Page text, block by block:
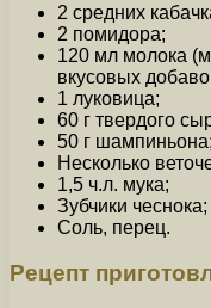
2 средних
2 помидора;
120 мл молока
вкусовых
1 луковица;
60 г твердого
50 г шампиньона;
Несколько
1,5 ч.л. мука;
Зубчики чеснока;
Соль, перец.
Рецепт